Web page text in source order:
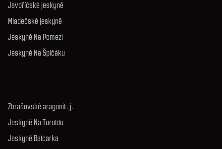
Javoříčské jeskyně
Mladečské jeskyně
Jeskyně Na Pomezí
Jeskyně Na Špičáku
Zbrašovské aragonit. j.
Jeskyně Na Turoldu
Jeskyně Balcarka